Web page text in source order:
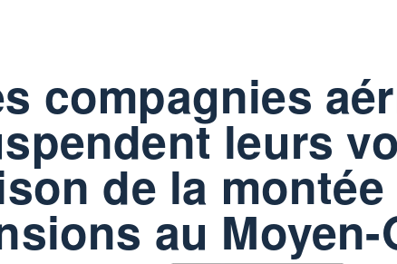
compagnies
leurs
de la montée
au Moyen-